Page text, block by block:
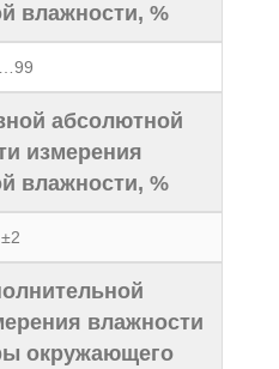
влажности, %
абсолютной
измерения
влажности, %
±2
влажности
окружающего